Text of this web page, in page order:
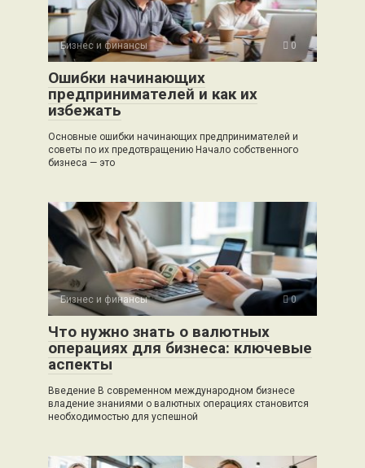
Бизнес и финансы 0
Ошибки начинающих
предпринимателей и как их
избежать
Основные ошибки начинающих предпринимателей и
советы по их предотвращению Начало собственного
бизнеса — это
Бизнес и финансы 0
Что нужно знать о валютных
операциях для бизнеса: ключевые
аспекты
Введение В современном международном бизнесе
владение знаниями о валютных операциях становится
необходимостью для успешной